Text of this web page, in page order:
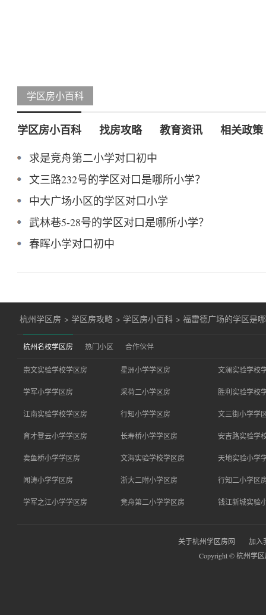
学区房小百科
学区房小百科 找房攻略 教育资讯 相关政策
求是竞舟第二小学对口初中
文三路232号的学区对口是哪所小学？
中大广场小区的学区对口小学
武林巷5-28号的学区对口是哪所小学？
春晖小学对口初中
杭州学区房 > 学区房攻略 > 学区房小百科 >福雷德广场的学区是
杭州名校学区房 热门小区 合作伙伴
崇文实验学校学区房 星洲小学学区房 文澜实验学校
学军小学学区房 采荷二小学区房 胜利实验学校
江南实验学校学区房 行知小学学区房 文三街小学学
育才登云小学学区房 长寿桥小学学区房 安吉路实验学
卖鱼桥小学学区房 文海实验学校学区房 天地实验小学
闻涛小学学区房 浙大二附小学区房 行知二小学区
学军之江小学学区房 竞舟第二小学学区房 钱江新城实验
关于杭州学区房网
加入
Copyright © 杭州学